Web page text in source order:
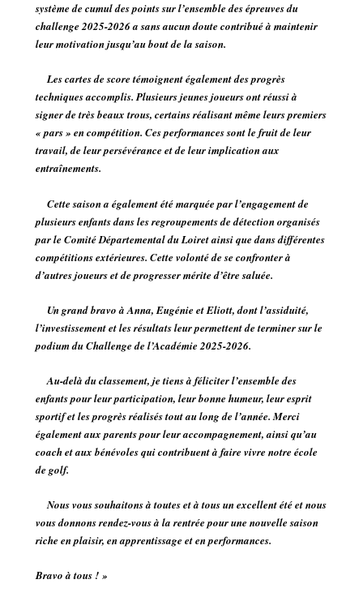
système de cumul des points sur l’ensemble des épreuves du
challenge 2025-2026 a sans aucun doute contribué à maintenir
leur motivation jusqu’au bout de la saison.
Les cartes de score témoignent également des progrès
techniques accomplis. Plusieurs jeunes joueurs ont réussi à
signer de très beaux trous, certains réalisant même leurs premiers
« pars » en compétition. Ces performances sont le fruit de leur
travail, de leur persévérance et de leur implication aux
entraînements.
Cette saison a également été marquée par l’engagement de
plusieurs enfants dans les regroupements de détection organisés
par le Comité Départemental du Loiret ainsi que dans différentes
compétitions extérieures. Cette volonté de se confronter à
d’autres joueurs et de progresser mérite d’être saluée.
Un grand bravo àAnna, Eugénie et Eliott, dont l’assiduité,
l’investissement et les résultats leur permettent de terminer sur le
podium du Challenge de l’Académie 2025-2026.
Au-delà du classement, je tiens à féliciter l’ensemble des
enfants pour leur participation, leur bonne humeur, leur esprit
sportif et les progrès réalisés tout au long de l’année. Merci
également aux parents pour leur accompagnement, ainsi qu’au
coach et aux bénévoles qui contribuent à faire vivre notre école
de golf.
Nous vous souhaitons à toutes et à tous un excellent été et nous
vous donnons rendez-vous à la rentrée pour une nouvelle saison
riche en plaisir, en apprentissage et en performances.
Bravo à tous ! »